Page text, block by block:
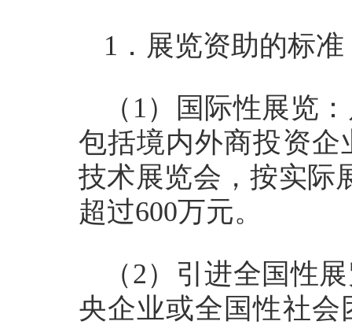
1．展览资助的标准
（1）国际性展览
包括境内外商投资企
技术展览会，按实际
超过600万元。
（2）引进全国性
央企业或全国性社会